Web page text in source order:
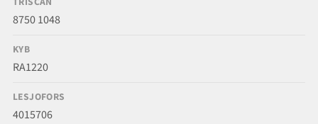
8750 1048
KYB
RA1220
LESJOFORS
4015706